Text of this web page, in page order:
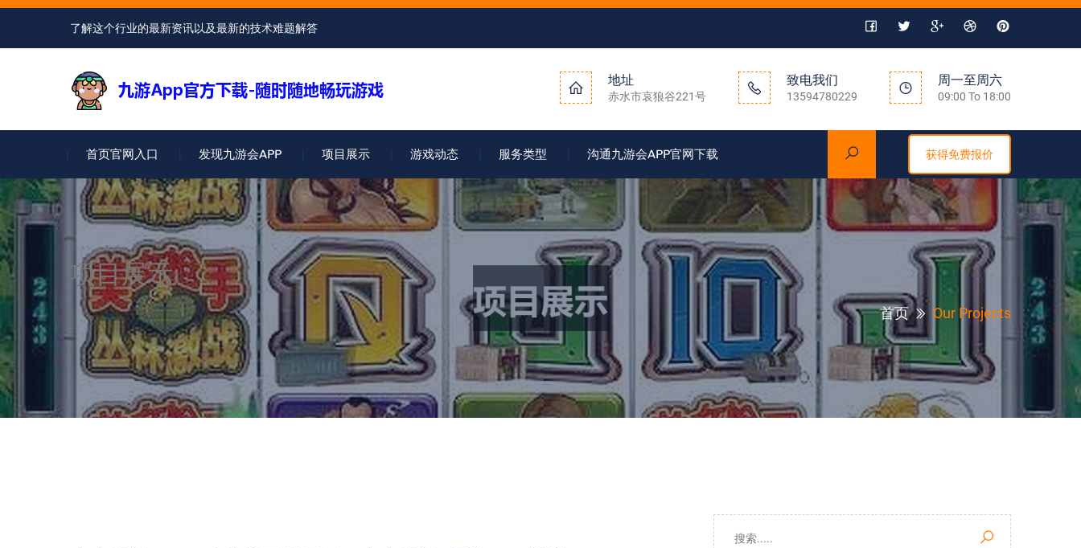
了解这个行业的最新资讯以及最新的技术难题解答
地址
赤水市哀狼谷221号
致电我们
13594780229
周一至周六
09:00 To 18:00
首页官网入口 发现九游会APP 项目展示 游戏动态 服务类型 沟通九游会APP官网下载 获得免费报价
项目展示
首页 Our Projects